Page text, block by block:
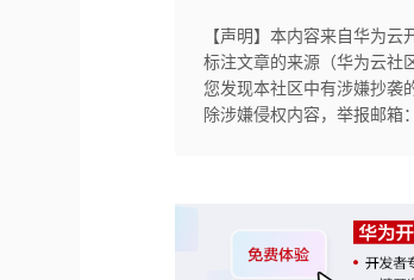
【声明】本内容来自华为
标注文章的来源（华为云社
您发现本社区中有涉嫌抄袭
除涉嫌侵权内容，举报邮箱